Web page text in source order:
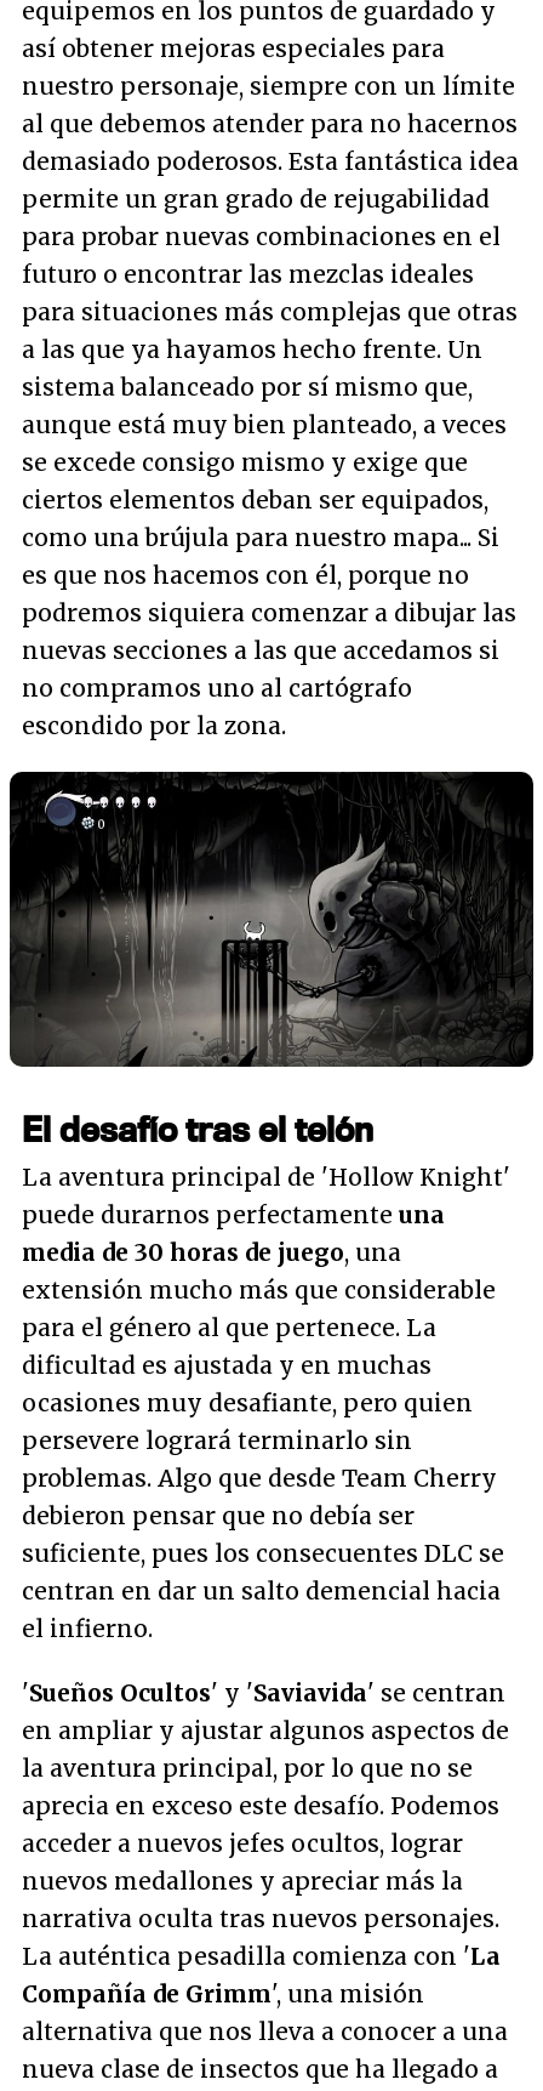
equipemos en los puntos de guardado y
así obtener mejoras especiales para
nuestro personaje, siempre con un límite
al que debemos atender para no hacernos
demasiado poderosos. Esta fantástica idea
permite un gran grado de rejugabilidad
para probar nuevas combinaciones en el
futuro o encontrar las mezclas ideales
para situaciones más complejas que otras
a las que ya hayamos hecho frente. Un
sistema balanceado por sí mismo que,
aunque está muy bien planteado, a veces
se excede consigo mismo y exige que
ciertos elementos deban ser equipados,
como una brújula para nuestro mapa... Si
es que nos hacemos con él, porque no
podremos siquiera comenzar a dibujar las
nuevas secciones a las que accedamos si
no compramos uno al cartógrafo
escondido por la zona.
El desafío tras el telón
La aventura principal de 'Hollow Knight'
puede durarnos perfectamente una
media de 30 horas de juego, una
extensión mucho más que considerable
para el género al que pertenece. La
dificultad es ajustada y en muchas
ocasiones muy desafiante, pero quien
persevere logrará terminarlo sin
problemas. Algo que desde Team Cherry
debieron pensar que no debía ser
suficiente, pues los consecuentes DLC se
centran en dar un salto demencial hacia
el infierno.
'Sueños Ocultos' y 'Saviavida' se centran
en ampliar y ajustar algunos aspectos de
la aventura principal, por lo que no se
aprecia en exceso este desafío. Podemos
acceder a nuevos jefes ocultos, lograr
nuevos medallones y apreciar más la
narrativa oculta tras nuevos personajes.
La auténtica pesadilla comienza con 'La
Compañía de Grimm', una misión
alternativa que nos lleva a conocer a una
nueva clase de insectos que ha llegado a